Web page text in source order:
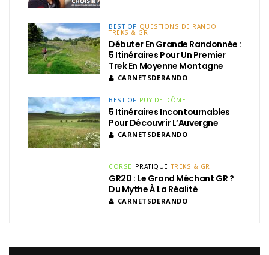
BEST OF QUESTIONS DE RANDO
TREKS & GR
Débuter En Grande Randonnée :
5 Itinéraires Pour Un Premier
Trek En Moyenne Montagne
CARNETSDERANDO
BEST OF PUY-DE-DÔME
5 Itinéraires Incontournables
Pour Découvrir L’Auvergne
CARNETSDERANDO
CORSE PRATIQUE TREKS & GR
GR20 : Le Grand Méchant GR ?
Du Mythe À La Réalité
CARNETSDERANDO